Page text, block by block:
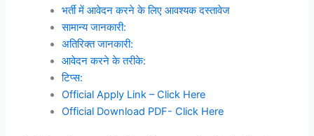
भर्ती में आवेदन करने के लिए आवश्यक दस्तावेज
सामान्य जानकारी:
अतिरिक्त जानकारी:
आवेदन करने के तरीके:
टिप्स:
Official Apply Link – Click Here
Official Download PDF- Click Here